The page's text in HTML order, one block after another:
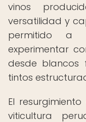
vinos
versatilidad y
permitido a
experimentar
desde blancos
tintos
El
viticultura